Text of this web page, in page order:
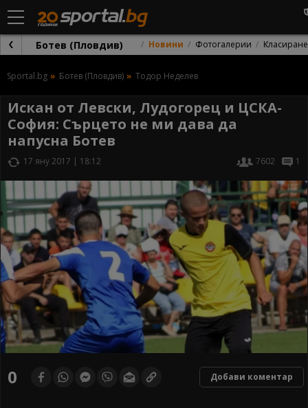
Ботев (Пловдив) Новини Фотогалерии Класиране
Sportal.bg Ботев (Пловдив) Тодор Неделев
Искан от Левски, Лудогорец и ЦСКА-
София: Сърцето не ми дава да
напусна Ботев
17 яну 2017 | 18:12 7602 1
0 Добави коментар